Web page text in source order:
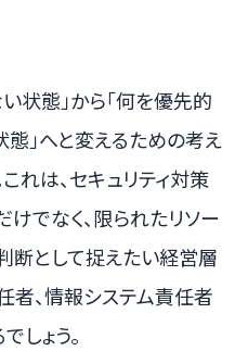
状態」から「何を優先的
」へと変えるための考え
れは、セキュリティ対策
でなく、限られたリソー
断として捉えたい経営層
者、情報システム責任者
しょう。